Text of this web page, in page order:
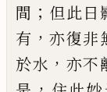
間 ； 但此日
有 ，亦復非
於水 ， 亦不